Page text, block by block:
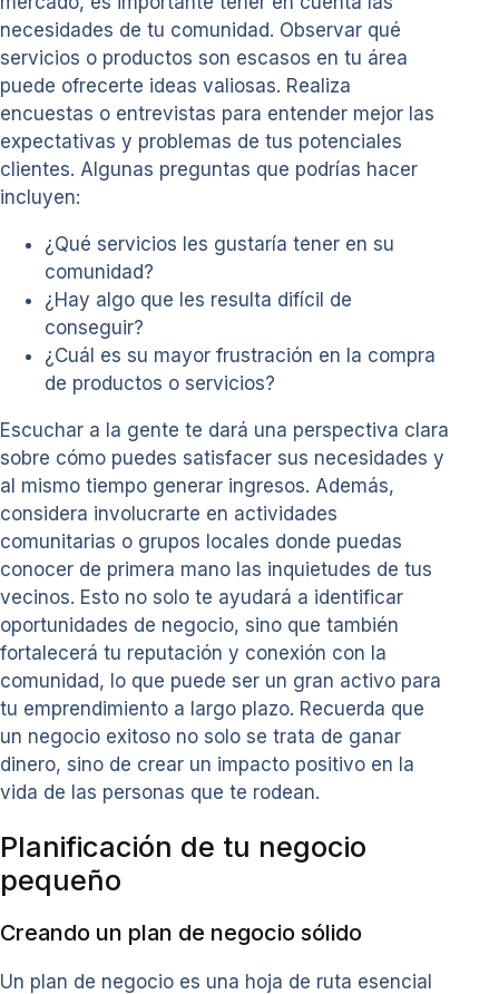
necesidades de tu comunidad. Observar qué
servicios o productos son escasos en tu área
puede ofrecerte ideas valiosas. Realiza
encuestas o entrevistas para entender mejor las
expectativas y problemas de tus potenciales
clientes. Algunas preguntas que podrías hacer
incluyen:
¿Qué servicios les gustaría tener en su
comunidad?
¿Hay algo que les resulta difícil de
conseguir?
¿Cuál es su mayor frustración en la compra
de productos o servicios?
Escuchar a la gente te dará una perspectiva clara
sobre cómo puedes satisfacer sus necesidades y
al mismo tiempo generar ingresos. Además,
considera involucrarte en actividades
comunitarias o grupos locales donde puedas
conocer de primera mano las inquietudes de tus
vecinos. Esto no solo te ayudará a identificar
oportunidades de negocio, sino que también
fortalecerá tu reputación y conexión con la
comunidad, lo que puede ser un gran activo para
tu emprendimiento a largo plazo. Recuerda que
un negocio exitoso no solo se trata de ganar
dinero, sino de crear un impacto positivo en la
vida de las personas que te rodean.
Planificación de tu negocio
pequeño
Creando un plan de negocio sólido
Un plan de negocio es una hoja de ruta esencial